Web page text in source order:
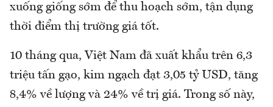
xuống giống sớm để thu hoạch sớm, tận dụng
thời điểm thị trường giá tốt.
10 tháng qua, Việt Nam đã xuất khẩu trên 6,3
triệu tấn gạo, kim ngạch đạt 3,05 tỷ USD, tăng
8,4% về lượng và 24% về trị giá. Trong số này,